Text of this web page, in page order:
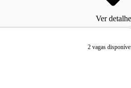
Ver
2 vagas